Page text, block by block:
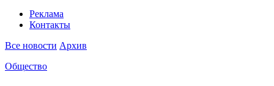
Реклама
Контакты
Все новости Архив
Общество